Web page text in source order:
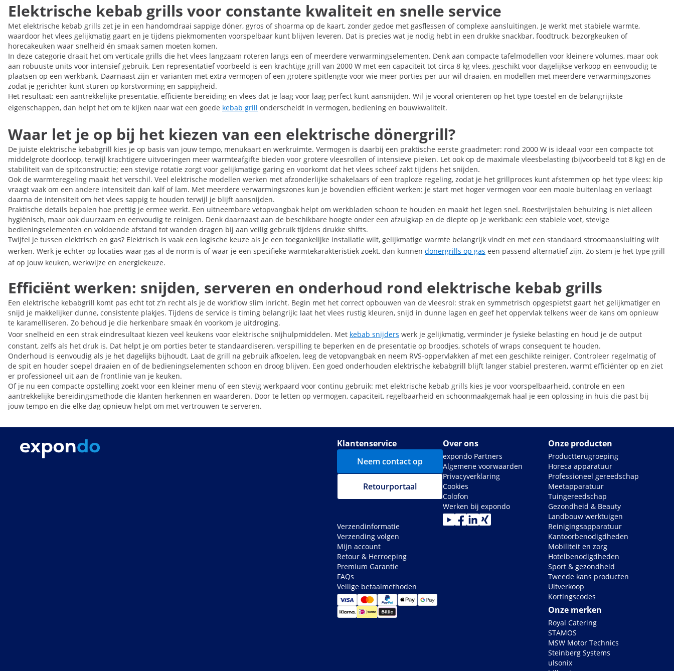
Elektrische kebab grills voor constante kwaliteit en snelle service
Met elektrische kebab grills zet je in een handomdraai sappige döner, gyros of shoarma op de kaart, zonder gedoe met gasflessen of complexe aansluitingen. Je werkt met stabiele warmte,
waardoor het vlees gelijkmatig gaart en je tijdens piekmomenten voorspelbaar kunt blijven leveren. Dat is precies wat je nodig hebt in een drukke snackbar, foodtruck, bezorgkeuken of
horecakeuken waar snelheid én smaak samen moeten komen.
In deze categorie draait het om verticale grills die het vlees langzaam roteren langs een of meerdere verwarmingselementen. Denk aan compacte tafelmodellen voor kleinere volumes, maar ook
aan robuuste units voor intensief gebruik. Een representatief voorbeeld is een krachtige grill van 2000 W met een capaciteit tot circa 8 kg vlees, geschikt voor dagelijkse verkoop en eenvoudig te
plaatsen op een werkbank. Daarnaast zijn er varianten met extra vermogen of een grotere spitlengte voor wie meer porties per uur wil draaien, en modellen met meerdere verwarmingszones
zodat je gerichter kunt sturen op korstvorming en sappigheid.
Het resultaat: een aantrekkelijke presentatie, efficiënte bereiding en vlees dat je laag voor laag perfect kunt aansnijden. Wil je vooral oriënteren op het type toestel en de belangrijkste
eigenschappen, dan helpt het om te kijken naar wat een goede kebab grill onderscheidt in vermogen, bediening en bouwkwaliteit.
Waar let je op bij het kiezen van een elektrische dönergrill?
De juiste elektrische kebabgrill kies je op basis van jouw tempo, menukaart en werkruimte. Vermogen is daarbij een praktische eerste graadmeter: rond 2000 W is ideaal voor een compacte tot
middelgrote doorloop, terwijl krachtigere uitvoeringen meer warmteafgifte bieden voor grotere vleesrollen of intensieve pieken. Let ook op de maximale vleesbelasting (bijvoorbeeld tot 8 kg) en de
stabiliteit van de spitconstructie; een stevige rotatie zorgt voor gelijkmatige garing en voorkomt dat het vlees scheef zakt tijdens het snijden.
Ook de warmteregeling maakt het verschil. Veel elektrische modellen werken met afzonderlijke schakelaars of een traploze regeling, zodat je het grillproces kunt afstemmen op het type vlees: kip
vraagt vaak om een andere intensiteit dan kalf of lam. Met meerdere verwarmingszones kun je bovendien efficiënt werken: je start met hoger vermogen voor een mooie buitenlaag en verlaagt
daarna de intensiteit om het vlees sappig te houden terwijl je blijft aansnijden.
Praktische details bepalen hoe prettig je ermee werkt. Een uitneembare vetopvangbak helpt om werkbladen schoon te houden en maakt het legen snel. Roestvrijstalen behuizing is niet alleen
hygiënisch, maar ook duurzaam en eenvoudig te reinigen. Denk daarnaast aan de beschikbare hoogte onder een afzuigkap en de diepte op je werkbank: een stabiele voet, stevige
bedieningselementen en voldoende afstand tot wanden dragen bij aan veilig gebruik tijdens drukke shifts.
Twijfel je tussen elektrisch en gas? Elektrisch is vaak een logische keuze als je een toegankelijke installatie wilt, gelijkmatige warmte belangrijk vindt en met een standaard stroomaansluiting wilt
werken. Werk je echter op locaties waar gas al de norm is of waar je een specifieke warmtekarakteristiek zoekt, dan kunnen donergrills op gas een passend alternatief zijn. Zo stem je het type grill
af op jouw keuken, werkwijze en energiekeuze.
Efficiënt werken: snijden, serveren en onderhoud rond elektrische kebab grills
Een elektrische kebabgrill komt pas echt tot z’n recht als je de workflow slim inricht. Begin met het correct opbouwen van de vleesrol: strak en symmetrisch opgespietst gaart het gelijkmatiger en
snijd je makkelijker dunne, consistente plakjes. Tijdens de service is timing belangrijk: laat het vlees rustig kleuren, snijd in dunne lagen en geef het oppervlak telkens weer de kans om opnieuw
te karamelliseren. Zo behoud je die herkenbare smaak én voorkom je uitdroging.
Voor snelheid en een strak eindresultaat kiezen veel keukens voor elektrische snijhulpmiddelen. Met kebab snijders werk je gelijkmatig, verminder je fysieke belasting en houd je de output
constant, zelfs als het druk is. Dat helpt je om porties beter te standaardiseren, verspilling te beperken en de presentatie op broodjes, schotels of wraps consequent te houden.
Onderhoud is eenvoudig als je het dagelijks bijhoudt. Laat de grill na gebruik afkoelen, leeg de vetopvangbak en neem RVS-oppervlakken af met een geschikte reiniger. Controleer regelmatig of
de spit en houder soepel draaien en of de bedieningselementen schoon en droog blijven. Een goed onderhouden elektrische kebabgrill blijft langer stabiel presteren, warmt efficiënter op en ziet
er professioneel uit aan de frontlinie van je keuken.
Of je nu een compacte opstelling zoekt voor een kleiner menu of een stevig werkpaard voor continu gebruik: met elektrische kebab grills kies je voor voorspelbaarheid, controle en een
aantrekkelijke bereidingsmethode die klanten herkennen en waarderen. Door te letten op vermogen, capaciteit, regelbaarheid en schoonmaakgemak haal je een oplossing in huis die past bij
jouw tempo en die elke dag opnieuw helpt om met vertrouwen te serveren.
Klantenservice
Neem contact op
Retourportaal
Verzendinformatie
Verzending volgen
Mijn account
Retour & Herroeping
Premium Garantie
FAQs
Veilige betaalmethoden
Over ons
expondo Partners
Algemene voorwaarden
Privacyverklaring
Cookies
Colofon
Werken bij expondo
Onze producten
Productterugroeping
Horeca apparatuur
Professioneel gereedschap
Meetapparatuur
Tuingereedschap
Gezondheid & Beauty
Landbouw werktuigen
Reinigingsapparatuur
Kantoorbenodigdheden
Mobiliteit en zorg
Hotelbenodigdheden
Sport & gezondheid
Tweede kans producten
Uitverkoop
Kortingscodes
Onze merken
Royal Catering
STAMOS
MSW Motor Technics
Steinberg Systems
ulsonix